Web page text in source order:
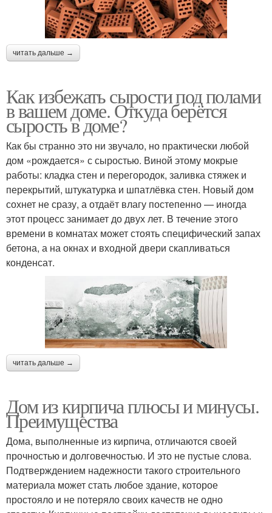
читать дальше →
Как избежать сырости под полами
в вашем доме. Откуда берётся
сырость в доме?
Как бы странно это ни звучало, но практически любой
дом «рождается» с сыростью. Виной этому мокрые
работы: кладка стен и перегородок, заливка стяжек и
перекрытий, штукатурка и шпатлёвка стен. Новый дом
сохнет не сразу, а отдаёт влагу постепенно — иногда
этот процесс занимает до двух лет. В течение этого
времени в комнатах может стоять специфический запах
бетона, а на окнах и входной двери скапливаться
конденсат.
читать дальше →
Дом из кирпича плюсы и минусы.
Преимущества
Дома, выполненные из кирпича, отличаются своей
прочностью и долговечностью. И это не пустые слова.
Подтверждением надежности такого строительного
материала может стать любое здание, которое
простояло и не потеряло своих качеств не одно